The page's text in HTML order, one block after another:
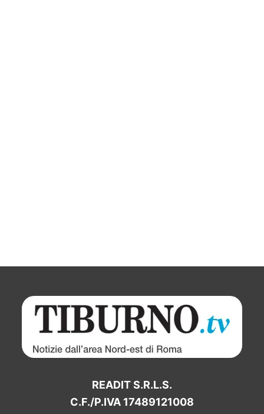
READIT S.R.L.S.
C.F./P.IVA 17489121008